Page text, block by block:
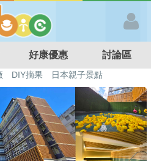
好康優惠 討論區
DIY摘果
日本親子景點
親子餐廳 溫泉泡湯SPA